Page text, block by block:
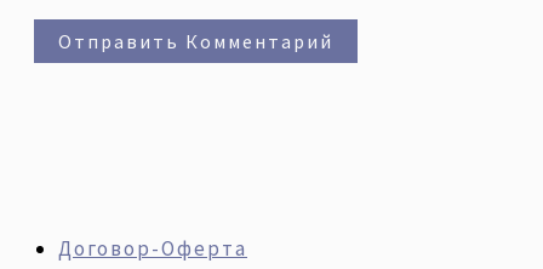
Договор-Оферта